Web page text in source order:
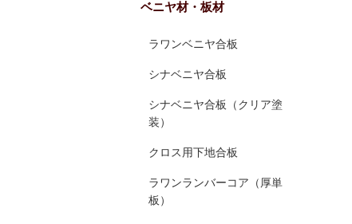
ベニヤ材・板材
ラワンベニヤ合板
シナベニヤ合板
シナベニヤ合板（クリア塗
装）
クロス用下地合板
ラワンランバーコア（厚単
板）